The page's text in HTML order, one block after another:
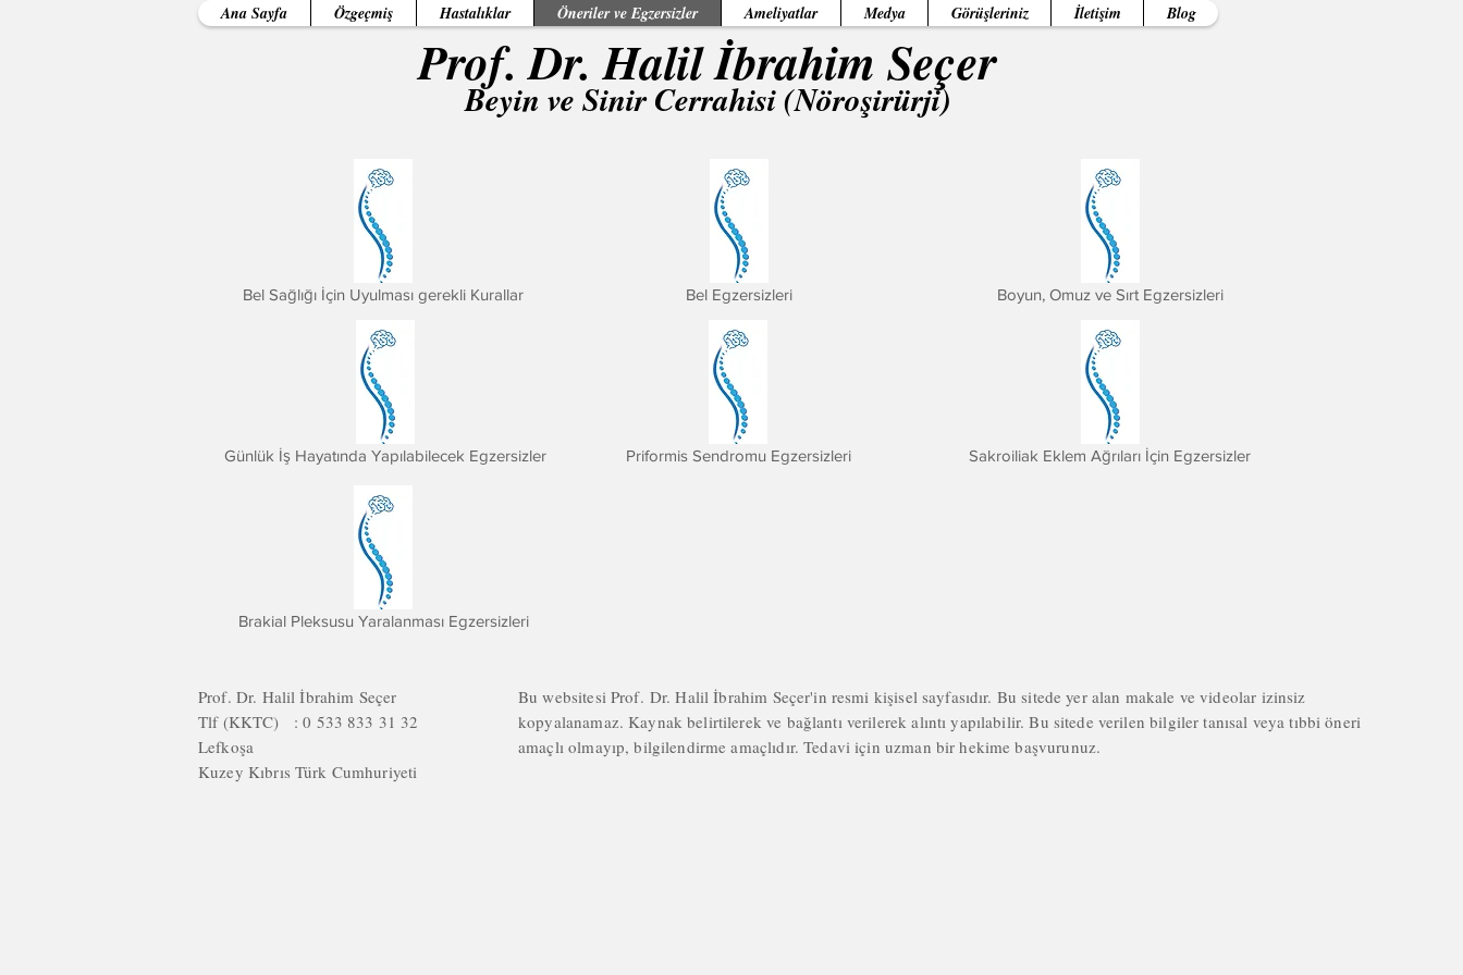
Ana Sayfa Özgeçmiş Hastalıklar Öneriler ve Egzersizler Ameliyatlar Medya Görüşleriniz İletişim Blog
Prof. Dr. Halil İbrahim Seçer
Beyin ve Sinir Cerrahisi (Nöroşirürji)
Bel Sağlığı İçin Uyulması gerekli Kurallar
Günlük İş Hayatında Yapılabilecek Egzersizler
Bel Egzersizleri
Priformis Sendromu Egzersizleri
Boyun, Omuz ve Sırt Egzersizleri
Sakroiliak Eklem Ağrıları İçin Egzersizler
Brakial Pleksusu Yaralanması Egzersizleri
Prof. Dr. Halil İbrahim Seçer
Tlf (KKTC) : 0 533 833 31 32
Lefkoşa
Kuzey Kıbrıs Türk Cumhuriyeti
Bu websitesi Prof. Dr. Halil İbrahim Seçer'in resmi kişisel sayfasıdır. Bu sitede yer alan makale ve videolar izinsiz
kopyalanamaz. Kaynak belirtilerek ve bağlantı verilerek alıntı yapılabilir. Bu sitede verilen bilgiler tanısal veya tıbbi öneri
amaçlı olmayıp, bilgilendirme amaçlıdır. Tedavi için uzman bir hekime başvurunuz.